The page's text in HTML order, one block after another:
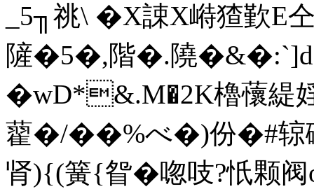
_5╖祧\ �X誎X崻猹歏
隡�5�,階�.隢
�wD*&.M�2K櫓蘹緹
藋�/��%べ�)份�#
肾){(簧{眢�唿吱?忯